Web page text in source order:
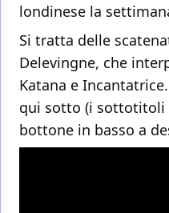
londinese la
Si tratta delle
Delevingne, che
Katana e
qui sotto (i sottotitoli
bottone in basso a